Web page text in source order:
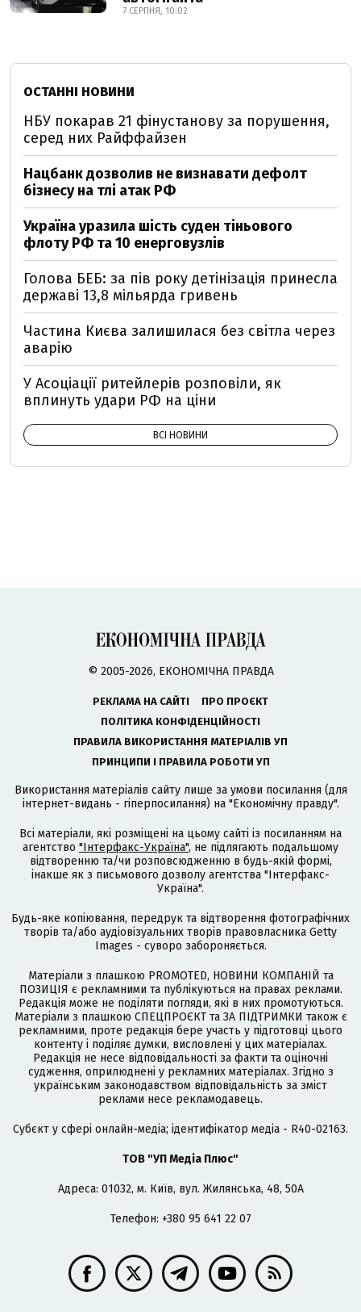
7 СЕРПНЯ, 10:02
ОСТАННІ НОВИНИ
НБУ покарав 21 фінустанову за порушення,
серед них Райффайзен
Нацбанк дозволив не визнавати дефолт
бізнесу на тлі атак РФ
Україна уразила шість суден тіньового
флоту РФ та 10 енерговузлів
Голова БЕБ: за пів року детінізація принесла
державі 13,8 мільярда гривень
Частина Києва залишилася без світла через
аварію
У Асоціації ритейлерів розповіли, як
вплинуть удари РФ на ціни
ВСІ НОВИНИ
© 2005-2026, ЕКОНОМІЧНА ПРАВДА
РЕКЛАМА НА САЙТІ
ПРО ПРОЄКТ
ПОЛІТИКА КОНФІДЕНЦІЙНОСТІ
ПРАВИЛА ВИКОРИСТАННЯ МАТЕРІАЛІВ УП
ПРИНЦИПИ І ПРАВИЛА РОБОТИ УП
Використання матеріалів сайту лише за умови посилання (для
інтернет-видань - гіперпосилання) на "Економічну правду".
Всі матеріали, які розміщені на цьому сайті із посиланням на
агентство "Інтерфакс-Україна", не підлягають подальшому
відтворенню та/чи розповсюдженню в будь-якій формі,
інакше як з письмового дозволу агентства "Інтерфакс-
Україна".
Будь-яке копіювання, передрук та відтворення фотографічних
творів та/або аудіовізуальних творів правовласника Getty
Images - суворо забороняється.
Матеріали з плашкою PROMOTED, НОВИНИ КОМПАНІЙ та
ПОЗИЦІЯ є рекламними та публікуються на правах реклами.
Редакція може не поділяти погляди, які в них промотуються.
Матеріали з плашкою СПЕЦПРОЄКТ та ЗА ПІДТРИМКИ також є
рекламними, проте редакція бере участь у підготовці цього
контенту і поділяє думки, висловлені у цих матеріалах.
Редакція не несе відповідальності за факти та оціночні
судження, оприлюднені у рекламних матеріалах. Згідно з
українським законодавством відповідальність за зміст
реклами несе рекламодавець.
Cубєкт у сфері онлайн-медіа; ідентифікатор медіа - R40-02163.
ТОВ "УП Медіа Плюс"
Адреса: 01032, м. Київ, вул. Жилянська, 48, 50А
Телефон: +380 95 641 22 07